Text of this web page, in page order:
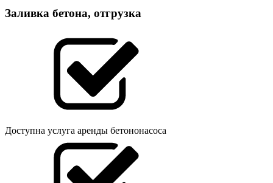
Заливка бетона, отгрузка
Доступна услуга аренды бетононасоса